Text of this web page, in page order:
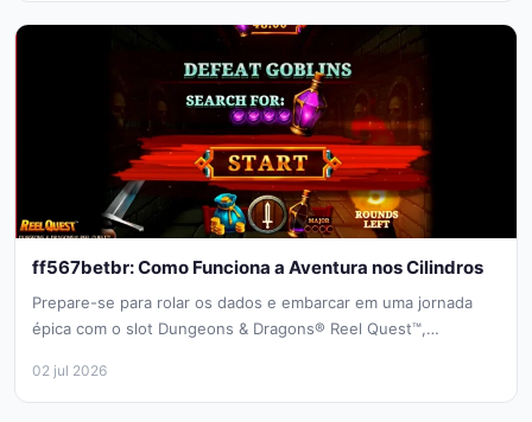
ff567betbr: Como Funciona a Aventura nos Cilindros
Prepare-se para rolar os dados e embarcar em uma jornada
épica com o slot Dungeons & Dragons® Reel Quest™,
02 jul 2026